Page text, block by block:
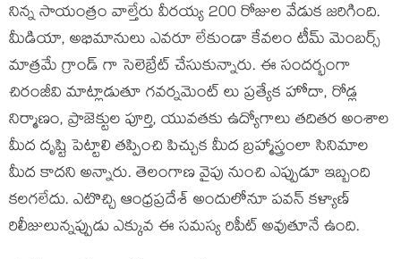
నిన్న సాయంత్రం వాల్తేరు వీరయ్య 200 రోజుల వేడుక జరిగింది.
మీడియా, అభిమానులు ఎవరూ లేకుండా కేవలం టీమ్ మెంబర్స్
మాత్రమే గ్రాండ్ గా సెలెబ్రేట్ చేసుకున్నారు. ఈ సందర్భంగా
చిరంజీవి మాట్లాడుతూ గవర్నమెంట్ లు ప్రత్యేక హోదా, రోడ్ల
నిర్మాణం, ప్రాజెక్టుల పూర్తి, యువతకు ఉద్యోగాలు తదితర అంశాల
మీద దృష్టి పెట్టాలి తప్పించి పిచ్చుక మీద బ్రహ్మాస్త్రంలా సినిమాల
మీద కాదని అన్నారు. తెలంగాణ వైపు నుంచి ఎప్పుడూ ఇబ్బంది
కలగలేదు. ఎటొచ్చి ఆంధ్రప్రదేశ్ అందులోనూ పవన్ కళ్యాణ్
రిలీజులున్నప్పుడు ఎక్కువ ఈ సమస్య రిపీట్ అవుతూనే ఉంది.